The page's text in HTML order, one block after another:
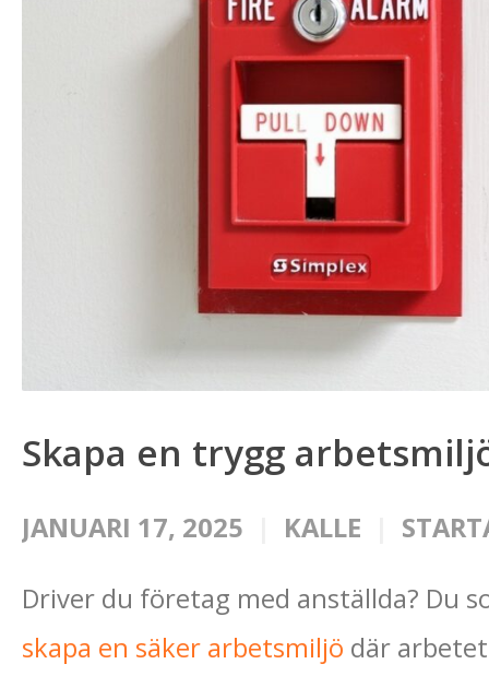
Skapa en trygg
JANUARI 17, 2025 KALLE
Driver du företag med anställda? Du
skapa en säker arbetsmiljö där